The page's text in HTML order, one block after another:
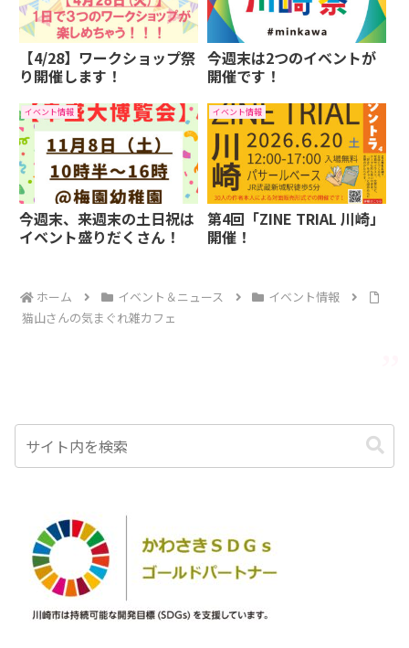
【4/28】ワークショップ祭
り開催します！
今週末は2つのイベントが
開催です！
イベント情報
今週末、来週末の土日祝は
イベント盛りだくさん！
イベント情報
第4回「ZINE TRIAL 川崎」
開催！
ホーム イベント＆ニュース
イベント情報
猫山さんの気まぐれ雑カフェ